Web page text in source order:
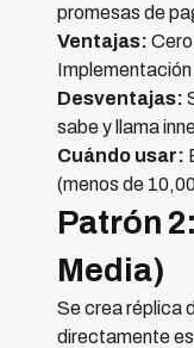
promesas de
Ventajas:
Desventajas:
sabe y llama
Cuándo usar:
(menos de
Patrón
Media)
Se crea réplica
directamente